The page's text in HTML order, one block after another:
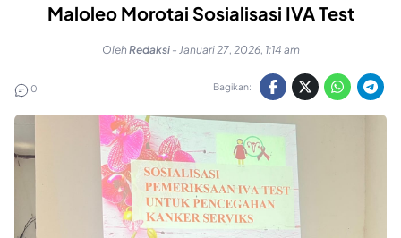
Maloleo Morotai Sosialisasi IVA Test
OlehRedaksi - Januari 27, 2026, 1:14 am
0 Bagikan: